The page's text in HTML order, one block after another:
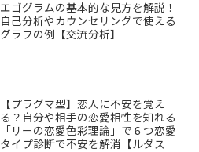
エゴグラムの基本的な見方を解説！
自己分析やカウンセリングで使える
グラフの例【交流分析】
【プラグマ型】恋人に不安を覚え
る？自分や相手の恋愛相性を知れる
「リーの恋愛色彩理論」で６つ恋愛
タイプ診断で不安を解消【ルダス